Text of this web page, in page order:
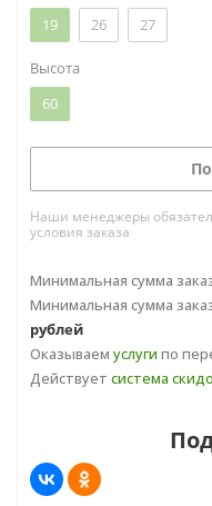
19
26 27
Высота
60
Наши менеджеры
условия заказа
Минимальная сумма
Минимальная сумма
рублей
Оказываем услуги по
Действует система